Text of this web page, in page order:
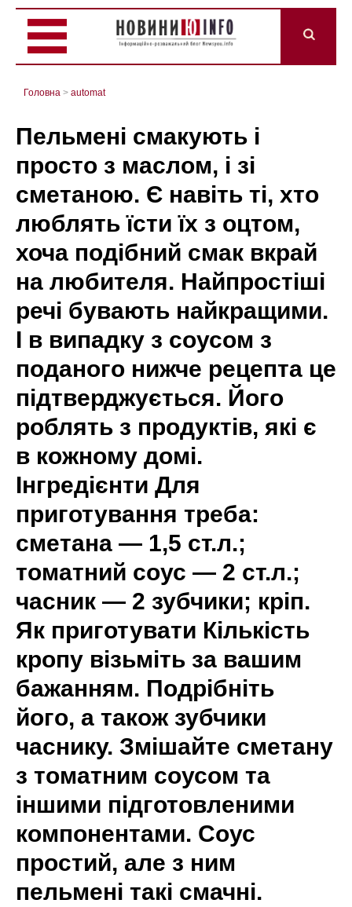
Головна > automat
Пельмені смакують і
просто з маслом, і зі
сметаною. Є навіть ті, хто
люблять їсти їх з оцтом,
хоча подібний смак вкрай
на любителя. Найпростіші
речі бувають найкращими.
І в випадку з соусом з
поданого нижче рецепта це
підтверджується. Його
роблять з продуктів, які є
в кожному домі.
Інгредієнти Для
приготування треба:
сметана — 1,5 ст.л.;
томатний соус — 2 ст.л.;
часник — 2 зубчики; кріп.
Як приготувати Кількість
кропу візьміть за вашим
бажанням. Подрібніть
його, а також зубчики
часнику. Змішайте сметану
з томатним соусом та
іншими підготовленими
компонентами. Соус
простий, але з ним
пельмені такі смачні.